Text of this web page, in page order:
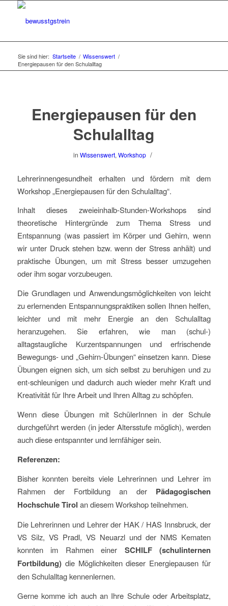
Sie sind hier: Startseite / Wissenswert /
Energiepausen für den Schulalltag
Energiepausen für den
Schulalltag
in Wissenswert, Workshop /
Lehrerinnengesundheit erhalten und fördern mit dem
Workshop „Energiepausen für den Schulalltag“.
Inhalt dieses zweieinhalb-Stunden-Workshops sind
theoretische Hintergründe zum Thema Stress und
Entspannung (was passiert im Körper und Gehirn, wenn
wir unter Druck stehen bzw. wenn der Stress anhält) und
praktische Übungen, um mit Stress besser umzugehen
oder ihm sogar vorzubeugen.
Die Grundlagen und Anwendungsmöglichkeiten von leicht
zu erlernenden Entspannungspraktiken sollen Ihnen helfen,
leichter und mit mehr Energie an den Schulalltag
heranzugehen. Sie erfahren, wie man (schul-)
alltagstaugliche Kurzentspannungen und erfrischende
Bewegungs- und „Gehirn-Übungen“ einsetzen kann. Diese
Übungen eignen sich, um sich selbst zu beruhigen und zu
ent-schleunigen und dadurch auch wieder mehr Kraft und
Kreativität für Ihre Arbeit und Ihren Alltag zu schöpfen.
Wenn diese Übungen mit SchülerInnen in der Schule
durchgeführt werden (in jeder Altersstufe möglich), werden
auch diese entspannter und lernfähiger sein.
Referenzen:
Bisher konnten bereits viele Lehrerinnen und Lehrer im
Rahmen der Fortbildung an der Pädagogischen
Hochschule Tirol an diesem Workshop teilnehmen.
Die Lehrerinnen und Lehrer der HAK / HAS Innsbruck, der
VS Silz, VS Pradl, VS Neuarzl und der NMS Kematen
konnten im Rahmen einer SCHILF (schulinternen
Fortbildung)die Möglichkeiten dieser Energiepausen für
den Schulalltag kennenlernen.
Gerne komme ich auch an Ihre Schule oder Arbeitsplatz,